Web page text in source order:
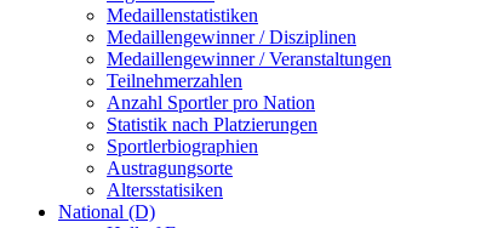
Medaillenstatistiken
Medaillengewinner / Disziplinen
Medaillengewinner / Veranstaltungen
Teilnehmerzahlen
Anzahl Sportler pro Nation
Statistik nach Platzierungen
Sportlerbiographien
Austragungsorte
Altersstatisiken
National (D)